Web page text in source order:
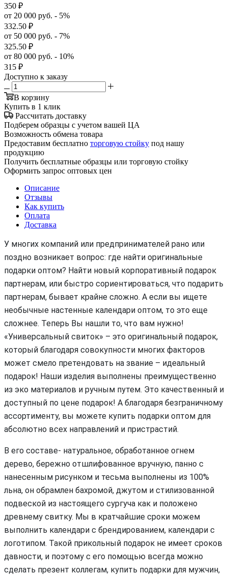
350 ₽
от 20 000 руб. - 5%
332.50 ₽
от 50 000 руб. - 7%
325.50 ₽
от 80 000 руб. - 10%
315 ₽
Доступно к заказу
В корзину
Купить в 1 клик
Рассчитать доставку
Подберем образцы с учетом вашей ЦА
Возможность обмена товара
Предоставим бесплатно торговую стойку под нашу
продукцию
Получить бесплатные образцы или торговую стойку
Оформить запрос оптовых цен
Описание
Отзывы
Как купить
Оплата
Доставка
У многих компаний или предпринимателей рано или
поздно возникает вопрос: где найти оригинальные
подарки оптом? Найти новый корпоративный подарок
партнерам, или быстро сориентироваться, что подарить
партнерам, бывает крайне сложно. А если вы ищете
необычные настенные календари оптом, то это еще
сложнее. Теперь Вы нашли то, что вам нужно!
«Универсальный свиток» – это оригинальный подарок,
который благодаря совокупности многих факторов
может смело претендовать на звание – идеальный
подарок! Наши изделия выполнены преимущественно
из эко материалов и ручным путем. Это качественный и
доступный по цене подарок! А благодаря безграничному
ассортименту, вы можете купить подарки оптом для
абсолютно всех направлений и пристрастий.
В его составе- натуральное, обработанное огнем
дерево, бережно отшлифованное вручную, панно с
нанесенным рисунком и тесьма выполнены из 100%
льна, он обрамлен бахромой, джутом и стилизованной
подвеской из настоящего сургуча как и положено
древнему свитку. Мы в кратчайшие сроки можем
выполнить календари с брендированием, календари с
логотипом. Такой прикольный подарок не имеет сроков
давности, и поэтому с его помощью всегда можно
сделать презент коллегам, купить подарки для мужчин,